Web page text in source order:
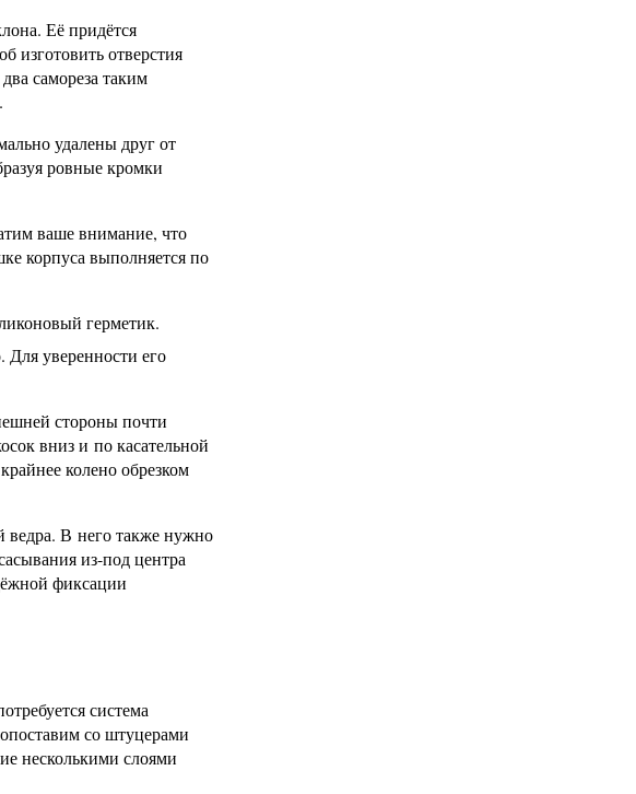
Её придётся
изготовить отверстия
самореза таким
удалены друг от
ровные кромки
ваше внимание, что
корпуса выполняется по
герметик.
Для уверенности его
стороны почти
вниз и по касательной
колено обрезком
ведра. В него также нужно
из-под центра
фиксации
система
со штуцерами
несколькими слоями